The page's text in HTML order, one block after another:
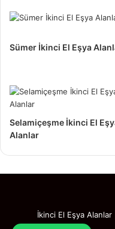
Zafer
Elinizden çıkartmayı
kusuru yok ve kullanımı
düşünüyorsanız bizi
da, eskisini evden
Firmamız aracılığı
Sümer İkinci El Eşya
Selamiçeşme İkinci El
Alanlar
İkinci El Eşya Alanlar